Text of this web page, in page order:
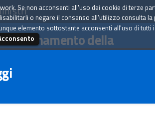
della
Se non acconsenti all'uso dei cookie di terze
o negare il consenso all'utilizzo consulta la
elemento sottostante acconsenti all'uso di tutti